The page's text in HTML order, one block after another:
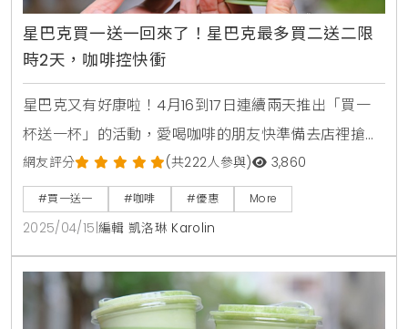
星巴克買一送一回來了！星巴克最多買二送二限
時2天，咖啡控快衝
星巴克又有好康啦！4月16到17日連續兩天推出「買一
杯送一杯」的活動，愛喝咖啡的朋友快準備去店裡搶優
惠。這次的活動超簡單！4/16、4/17從早上11點到晚上8
點，全台星巴克門市都有這波優惠。只要買兩杯大杯
（含）以上、口味一樣的飲料，星巴克就幫你請客一
杯。不管你喜歡熱咖啡還是冰飲，只要容量和口味相
同，就能輕鬆享優惠。找朋友、家人或同事一起去，邊
聊天邊喝咖啡超划算。星巴克最多買二送二本週星巴克
網友評分 (共222人參與) 3,860
#買一送一 #咖啡 #優惠 More
2025/04/15 編輯 凱洛琳 Karolin